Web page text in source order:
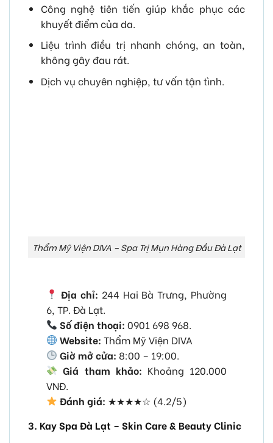
Công nghệ tiên tiến giúp khắc phục các
khuyết điểm của da.
Liệu trình điều trị nhanh chóng, an toàn,
không gây đau rát.
Dịch vụ chuyên nghiệp, tư vấn tận tình.
Thẩm Mỹ Viện DIVA – Spa Trị Mụn Hàng Đầu Đà Lạt
Địa chỉ: 244 Hai Bà Trưng, Phường
6, TP. Đà Lạt.
Số điện thoại: 0901 698 968.
Website: Thẩm Mỹ Viện DIVA
Giờ mở cửa: 8:00 – 19:00.
Giá tham khảo: Khoảng 120.000
VNĐ.
Đánh giá: ★★★★☆ (4.2/5)
3. Kay Spa Đà Lạt – Skin Care & Beauty Clinic